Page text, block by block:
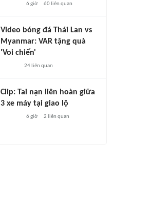
6 giờ 60liên quan
Video bóng đá Thái Lan vs
Myanmar: VAR tặng quà
'Voi chiến'
24liên quan
Clip: Tai nạn liên hoàn giữa
3 xe máy tại giao lộ
6 giờ 2 liên quan